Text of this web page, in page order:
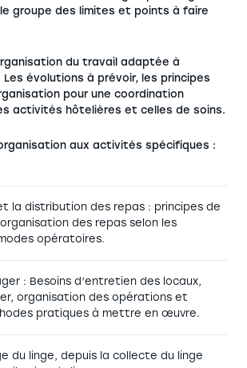
groupe des limites et points à faire
du travail adaptée à
Les évolutions à prévoir, les principes
pour une coordination
activités hôtelières et celles de soins.
aux activités spécifiques :
la distribution des repas : principes de
des repas selon les
opératoires.
: Besoins d’entretien des locaux,
organisation des opérations et
pratiques à mettre en œuvre.
du linge, depuis la collecte du linge